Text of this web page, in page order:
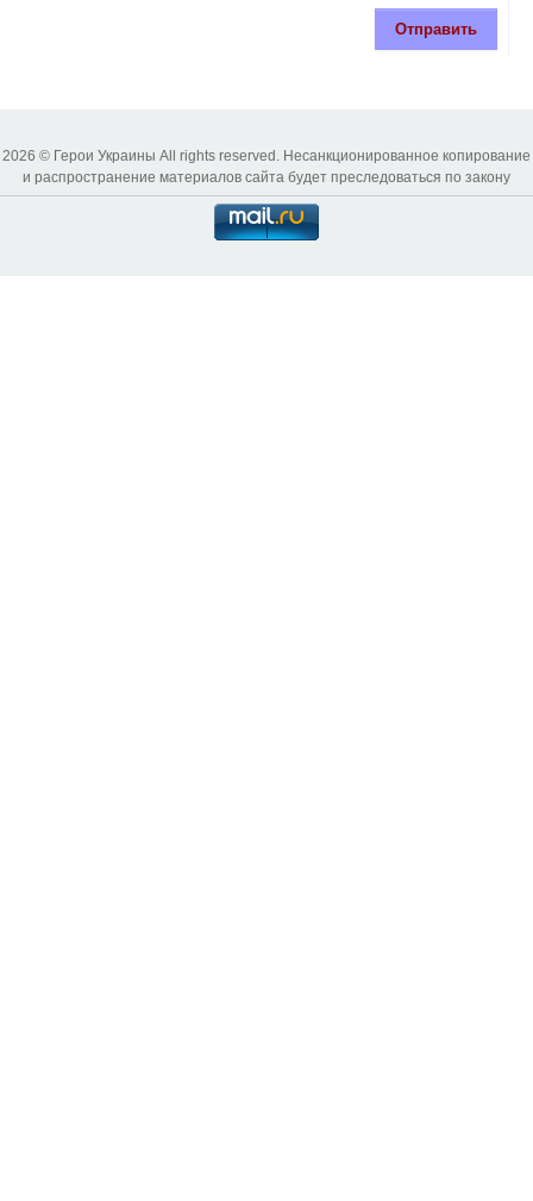
Отправить
2026 © Герои Украины All rights reserved. Несанкционированное копирование
и распространение материалов сайта будет преследоваться по закону